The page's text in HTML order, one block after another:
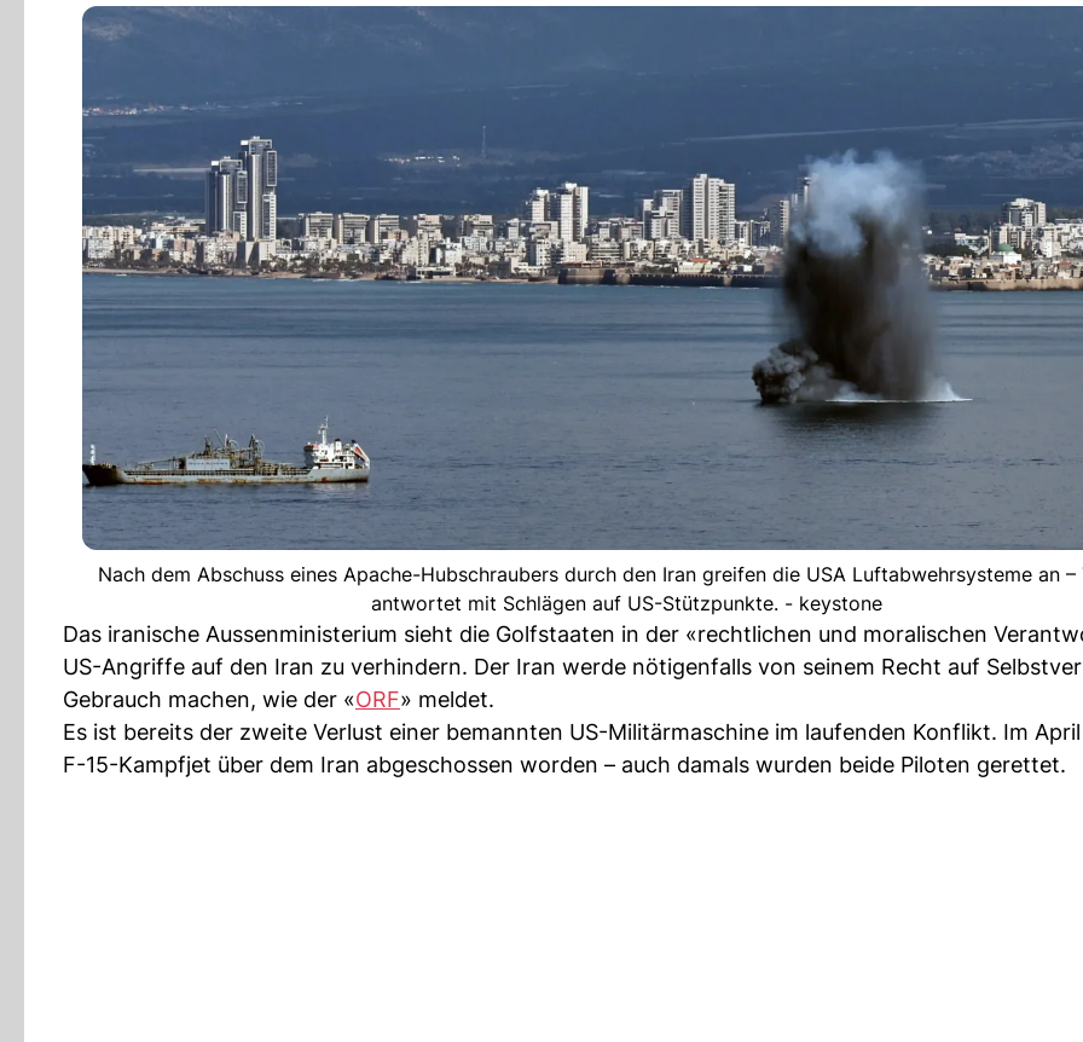
Nach dem Abschuss eines Apache-Hubschraubers durch den Iran greifen die USA Luftabwehrsysteme an –
antwortet mit Schlägen auf US-Stützpunkte. - keystone
Das iranische Aussenministerium sieht die Golfstaaten in der «rechtlichen und moralischen
US-Angriffe auf den Iran zu verhindern. Der Iran werde nötigenfalls von seinem Recht auf
Gebrauch machen, wie der «ORF» meldet.
Es ist bereits der zweite Verlust einer bemannten US-Militärmaschine im laufenden Konflikt. Im
F-15-Kampfjet über dem Iran abgeschossen worden – auch damals wurden beide Piloten gerettet.